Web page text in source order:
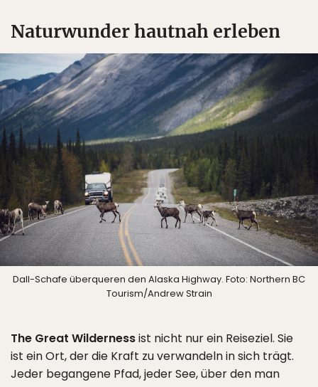
Naturwunder hautnah erleben
Dall-Schafe überqueren den Alaska Highway. Foto: Northern BC
Tourism/Andrew Strain
The Great Wildernessist nicht nur ein Reiseziel. Sie
ist ein Ort, der die Kraft zu verwandeln in sich trägt.
Jeder begangene Pfad, jeder See, über den man